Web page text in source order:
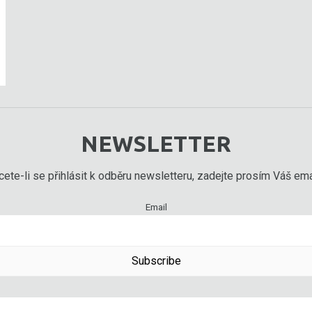
NEWSLETTER
li se přihlásit k odběru newsletteru, zadejte prosím Váš
Email
Subscribe